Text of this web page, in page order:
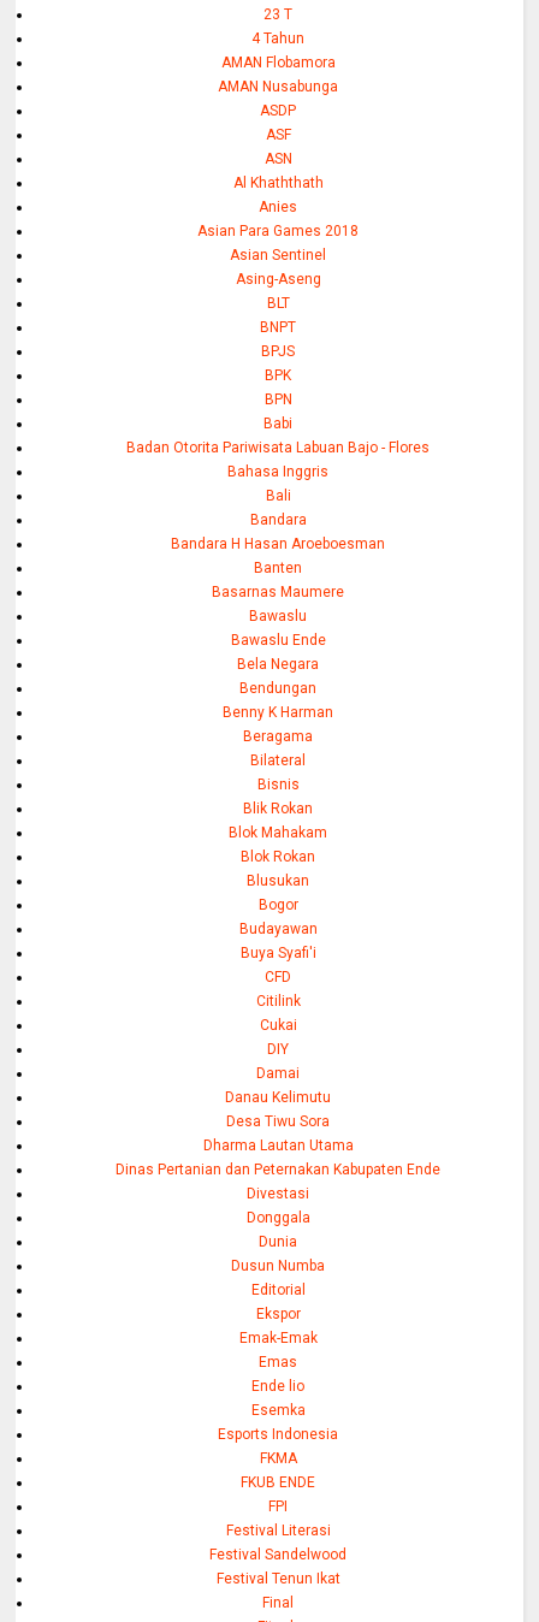
23 T
4 Tahun
AMAN Flobamora
AMAN Nusabunga
ASDP
ASF
ASN
Al Khaththath
Anies
Asian Para Games 2018
Asian Sentinel
Asing-Aseng
BLT
BNPT
BPJS
BPK
BPN
Babi
Badan Otorita Pariwisata Labuan Bajo - Flores
Bahasa Inggris
Bali
Bandara
Bandara H Hasan Aroeboesman
Banten
Basarnas Maumere
Bawaslu
Bawaslu Ende
Bela Negara
Bendungan
Benny K Harman
Beragama
Bilateral
Bisnis
Blik Rokan
Blok Mahakam
Blok Rokan
Blusukan
Bogor
Budayawan
Buya Syafi'i
CFD
Citilink
Cukai
DIY
Damai
Danau Kelimutu
Desa Tiwu Sora
Dharma Lautan Utama
Dinas Pertanian dan Peternakan Kabupaten Ende
Divestasi
Donggala
Dunia
Dusun Numba
Editorial
Ekspor
Emak-Emak
Emas
Ende lio
Esemka
Esports Indonesia
FKMA
FKUB ENDE
FPI
Festival Literasi
Festival Sandelwood
Festival Tenun Ikat
Final